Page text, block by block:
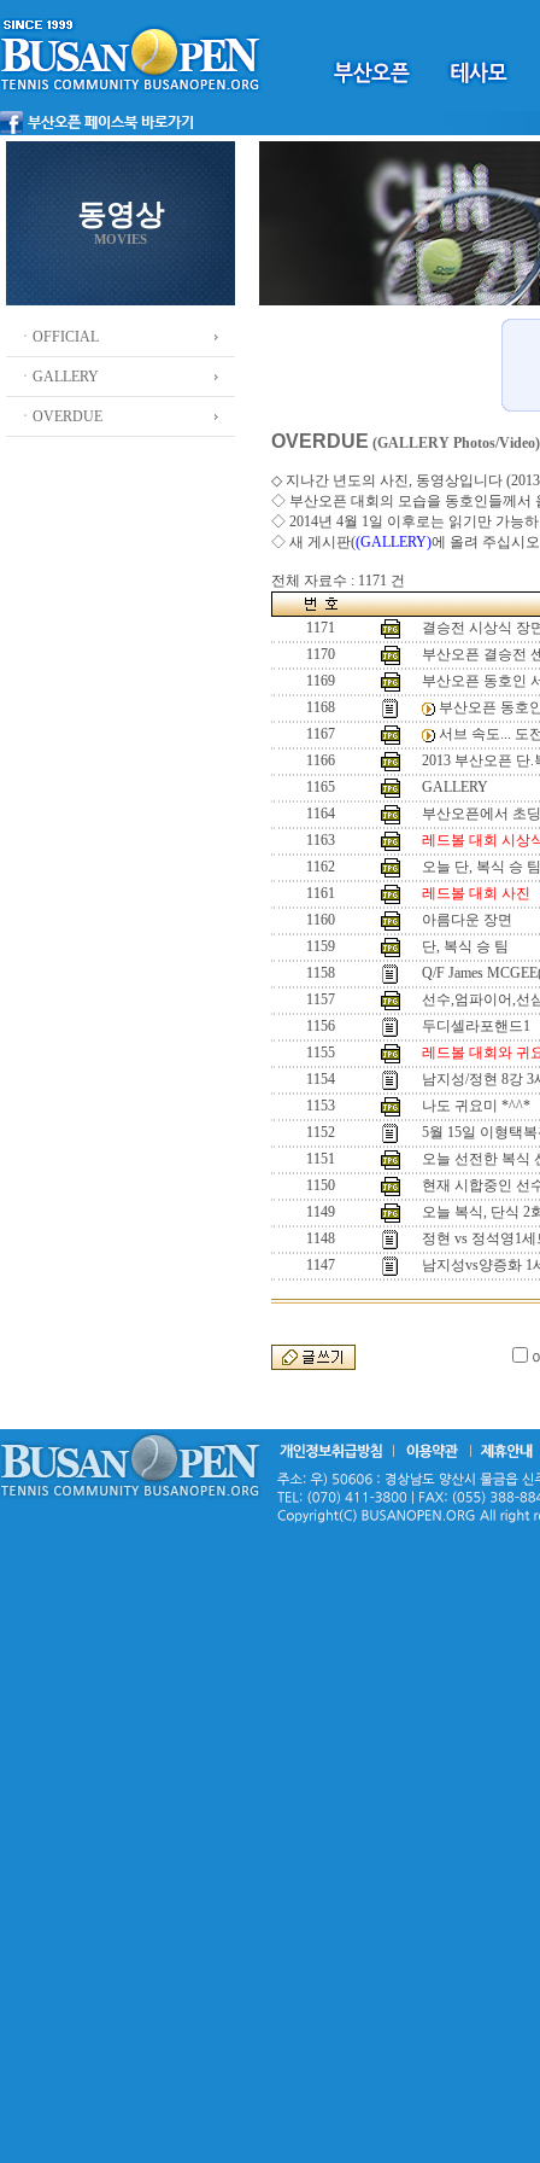
동영상
MOVIES
ㆍOFFICIAL
ㆍGALLERY
ㆍOVERDUE
OVERDUE (GALLERY Photos/Video)
◇ 지나간 년도의 사진, 동영상입니다
◇ 부산오픈 대회의 모습을 동호인들께서
◇ 2014년 4월 1일 이후로는 읽기만 가능
◇ 새 게시판((GALLERY)에 올려 주십시오
전체 자료수 : 1171 건
1171
결승전 시상식 장
1170
부산오픈 결승전
1169
부산오픈 동호인
1168
부산오픈 동호
1167
서브 속도... 도
1166
2013 부산오픈 단
1165
GALLERY
1164
부산오픈에서 초
1163
레드볼 대회 시상
1162
오늘 단, 복식 승 팀
1161
레드볼 대회 사진
1160
아름다운 장면
1159
단, 복식 승 팀
1158
Q/F James
1157
선수,엄파이어,선
1156
두디셀라포핸드1
1155
레드볼 대회와 귀
1154
남지성/정현 8강 3
1153
나도 귀요미 *^^*
1152
5월 15일 이형택
1151
오늘 선전한 복식
1150
현재 시합중인 선
1149
오늘 복식, 단식 2
1148
정현 vs 정석영1
1147
남지성vs양증화 1